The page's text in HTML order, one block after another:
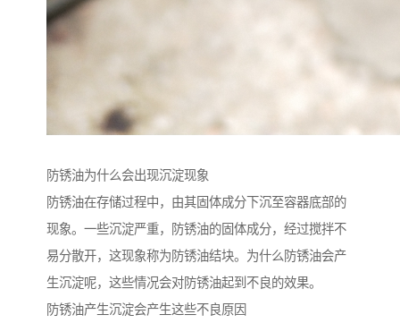
防锈油为什么会出现沉淀现象
防锈油在存储过程中，由其固体成分下沉至容器底部的
现象。一些沉淀严重，防锈油的固体成分，经过搅拌不
易分散开，这现象称为防锈油结块。为什么防锈油会产
生沉淀呢，这些情况会对防锈油起到不良的效果。
防锈油产生沉淀会产生这些不良原因